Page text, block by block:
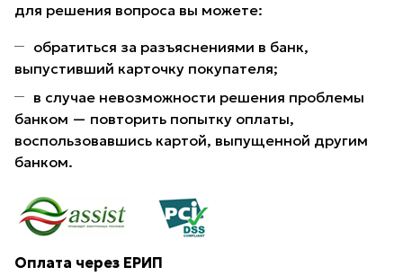
для решения вопроса вы можете:
обратиться за разъяснениями в банк,
выпустивший карточку покупателя;
в случае невозможности решения проблемы
банком — повторить попытку оплаты,
воспользовавшись картой, выпущенной другим
банком.
Оплата через ЕРИП